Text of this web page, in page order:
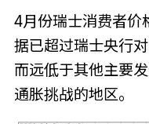
4月份瑞士消费者
据已超过瑞士央行
而远低于其他主要
通胀挑战的地区。